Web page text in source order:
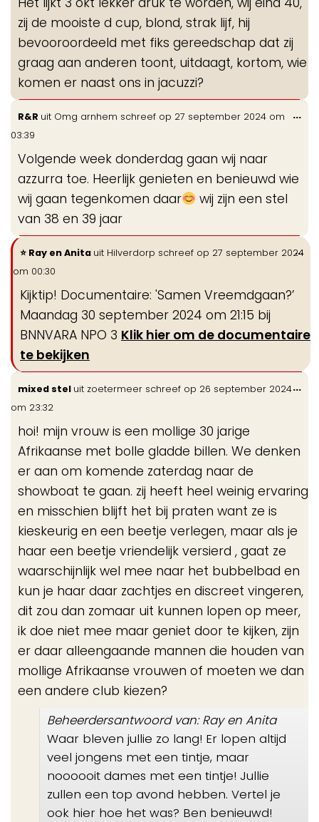
zij de mooiste d cup, blond, strak lijf, hij
bevooroordeeld met fiks gereedschap dat zij
graag aan anderen toont, uitdaagt, kortom, wie
komen er naast ons in jacuzzi?
R&R uit Omg arnhem schreef op 27 september 2024 om
03:39
Volgende week donderdag gaan wij naar
azzurra toe. Heerlijk genieten en benieuwd wie
wij gaan tegenkomen daar
wij zijn een stel
van 38 en 39 jaar
...
Ray en Anita uit Hilverdorp schreef op 27 september 2024
om 00:30
Kijktip! Documentaire: 'Samen Vreemdgaan?’
Maandag 30 september 2024 om 21:15 bij
BNNVARA NPO 3 Klik hier om de documentaire
te bekijken
...
mixed stel uit zoetermeer schreef op 26 september 2024
om 23:32
hoi! mijn vrouw is een mollige 30 jarige
Afrikaanse met bolle gladde billen. We denken
er aan om komende zaterdag naar de
showboat te gaan. zij heeft heel weinig ervaring
en misschien blijft het bij praten want ze is
kieskeurig en een beetje verlegen, maar als je
haar een beetje vriendelijk versierd , gaat ze
waarschijnlijk wel mee naar het bubbelbad en
kun je haar daar zachtjes en discreet vingeren,
dit zou dan zomaar uit kunnen lopen op meer,
ik doe niet mee maar geniet door te kijken, zijn
er daar alleengaande mannen die houden van
mollige Afrikaanse vrouwen of moeten we dan
een andere club kiezen?
Beheerdersantwoord van: Ray en Anita
Waar bleven jullie zo lang! Er lopen altijd
veel jongens met een tintje, maar
noooooit dames met een tintje! Jullie
zullen een top avond hebben. Vertel je
ook hier hoe het was? Ben benieuwd!
...